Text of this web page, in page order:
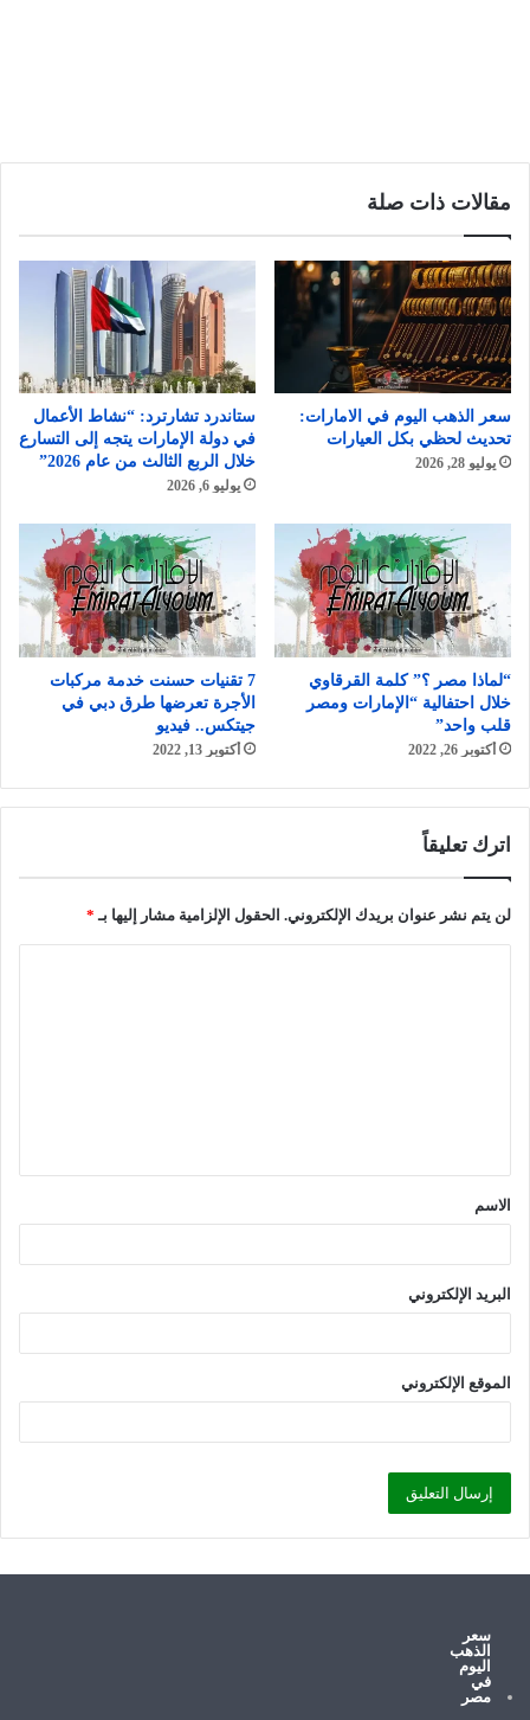
مقالات ذات صلة
سعر الذهب اليوم في الامارات:
تحديث لحظي بكل العيارات
يوليو 28, 2026
ستاندرد تشارترد: “نشاط الأعمال
في دولة الإمارات يتجه إلى التسارع
خلال الربع الثالث من عام 2026”
يوليو 6, 2026
“لماذا مصر ؟” كلمة القرقاوي
خلال احتفالية “الإمارات ومصر
قلب واحد”
أكتوبر 26, 2022
7 تقنيات حسنت خدمة مركبات
الأجرة تعرضها طرق دبي في
جيتكس.. فيديو
أكتوبر 13, 2022
اترك تعليقاً
لن يتم نشر عنوان بريدك الإلكتروني. الحقول الإلزامية مشار إليها بـ *
ق
*الاسم
البريد الإلكتروني
الموقع الإلكتروني
سعر
الذهب
اليوم
في
مصر